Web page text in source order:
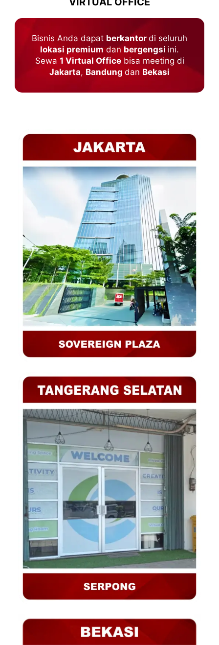
Bisnis Anda dapat berkantor di seluruh
lokasi premium dan bergengsi ini.
Sewa 1 Virtual Officebisa meeting di
Jakarta, Bandung dan Bekasi